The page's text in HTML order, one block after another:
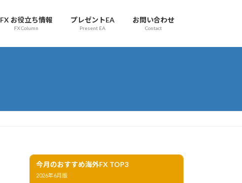
FX お役立ち情報
FX Column
プレゼントEA
Present EA
お問い合わせ
Contact
今月のおすすめ海外FX TOP3
2026年6月版